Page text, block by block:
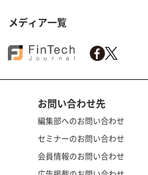
メディア一覧
お問い合わせ先
編集部へのお問い合わせ
セミナーのお問い合わせ
会員情報のお問い合わせ